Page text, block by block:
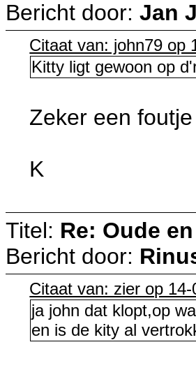
Bericht door: Jan
Citaat van: john79 op
Kitty ligt gewoon op
Zeker een
K
Titel: Re: Oude
Bericht door:
Citaat van: zier op
ja john dat klopt,op
en is de kity al